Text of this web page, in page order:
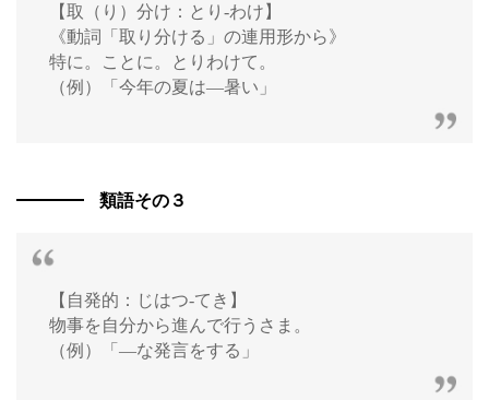
【取（り）分け：とり‐わけ】
《動詞「取り分ける」の連用形から》
特に。ことに。とりわけて。
（例）「今年の夏は―暑い」
類語その３
【自発的：じはつ‐てき】
物事を自分から進んで行うさま。
（例）「―な発言をする」